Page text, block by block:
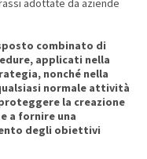
adottate da aziende
combinato di
applicati nella
nonché nella
normale attività
la creazione
a fornire una
degli obiettivi